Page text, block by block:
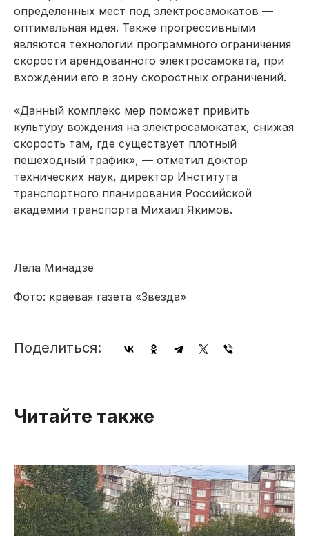
определенных мест под электросамокатов —
оптимальная идея. Также прогрессивными
являются технологии программного ограничения
скорости арендованного электросамоката, при
вхождении его в зону скоростных ограничений.
«Данный комплекс мер поможет привить
культуру вождения на электросамокатах, снижая
скорость там, где существует плотный
пешеходный трафик», — отметил доктор
технических наук, директор Института
транспортного планирования Российской
академии транспорта Михаил Якимов.
Лела Минадзе
Фото: краевая газета «Звезда»
Поделиться:
Читайте также